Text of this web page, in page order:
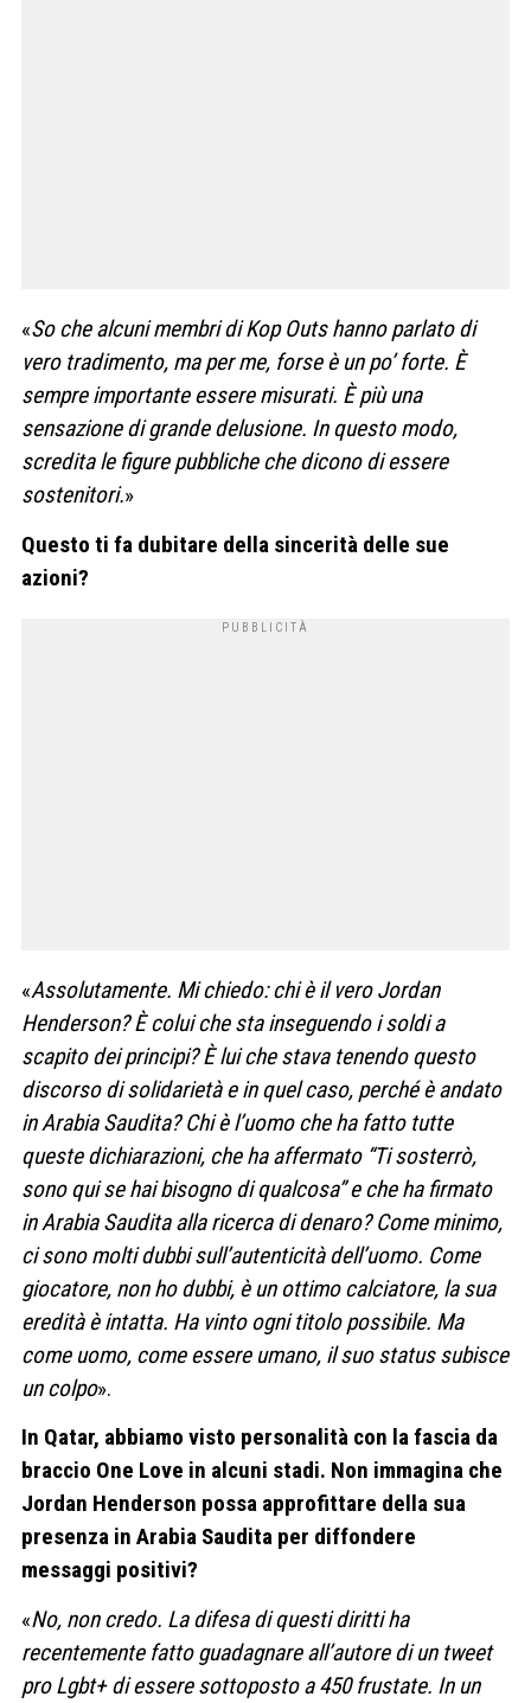
«So che alcuni membri di Kop Outs hanno parlato di
vero tradimento, ma per me, forse è un po’ forte. È
sempre importante essere misurati. È più una
sensazione di grande delusione. In questo modo,
scredita le figure pubbliche che dicono di essere
sostenitori.»
Questo ti fa dubitare della sincerità delle sue
azioni?
«Assolutamente. Mi chiedo: chi è il vero Jordan
Henderson? È colui che sta inseguendo i soldi a
scapito dei principi? È lui che stava tenendo questo
discorso di solidarietà e in quel caso, perché è andato
in Arabia Saudita? Chi è l’uomo che ha fatto tutte
queste dichiarazioni, che ha affermato “Ti sosterrò,
sono qui se hai bisogno di qualcosa” e che ha firmato
in Arabia Saudita alla ricerca di denaro? Come minimo,
ci sono molti dubbi sull’autenticità dell’uomo. Come
giocatore, non ho dubbi, è un ottimo calciatore, la sua
eredità è intatta. Ha vinto ogni titolo possibile. Ma
come uomo, come essere umano, il suo status subisce
un colpo».
In Qatar, abbiamo visto personalità con la fascia da
braccio One Love in alcuni stadi. Non immagina che
Jordan Henderson possa approfittare della sua
presenza in Arabia Saudita per diffondere
messaggi positivi?
«No, non credo. La difesa di questi diritti ha
recentemente fatto guadagnare all’autore di un tweet
pro Lgbt+ di essere sottoposto a 450 frustate. In un